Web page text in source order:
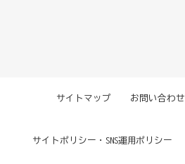
サイトマップ お問い合わせ
サイトポリシー・SNS運用ポリシー